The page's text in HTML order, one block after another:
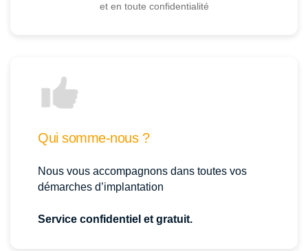
et en toute confidentialité
Qui somme-nous ?
Nous vous accompagnons dans toutes vos
démarches d’implantation
Service confidentiel et gratuit.